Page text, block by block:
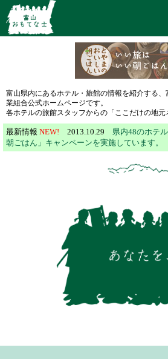
富山県内にあるホテル・旅館の情報を紹介する
業組合公式ホームページです。
各ホテルの旅館スタッフからの「ここだけの地元
最新情報 NEW! 2013.10.29 県内48のホテ
朝ごはん」キャンペーンを実施しています。